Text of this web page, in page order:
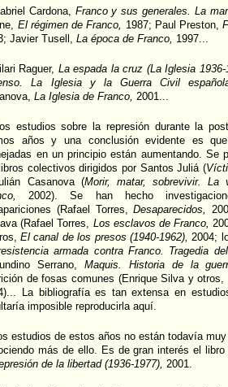
Cardona, Franco y sus generales. La
El régimen de Franco, 1987; Paul Preston,
Javier Tusell,La época de Franco, 1997...
Raguer, La espada la cruz (La Iglesia 1936-
La Iglesia y la Guerra Civil
La Iglesia de Franco, 2001...
estudios sobre la represión durante la
años y una conclusión evidente es
en un principio están aumentando. Se
colectivos dirigidos por Santos Juliá (
Casanova (Morir, matar, sobrevivir.
2002). Se han hecho
(Rafael Torres,Desaparecidos,
(Rafael Torres, Los esclavos de Franco,
El canal de los presos (1940-1962), 2004;
armada contra Franco. Tragedia
Serrano,Maquis. Historia de la
de fosas comunes (Enrique Silva y otros,
La bibliografía es tan extensa en
imposible reproducirla aquí.
estudios de estos años no están todavía
más de ello. Es de gran interés el
de la libertad (1936-1977), 2001.